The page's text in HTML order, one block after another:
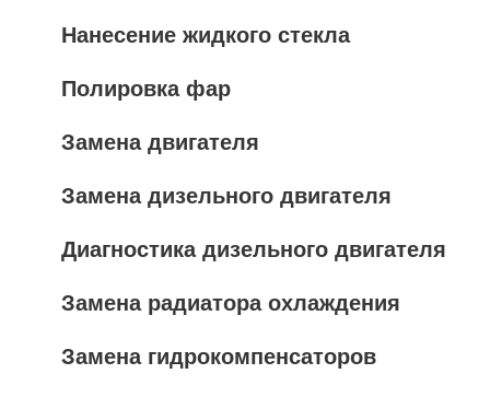
Нанесение жидкого стекла
Полировка фар
Замена двигателя
Замена дизельного двигателя
Диагностика дизельного двигателя
Замена радиатора охлаждения
Замена гидрокомпенсаторов